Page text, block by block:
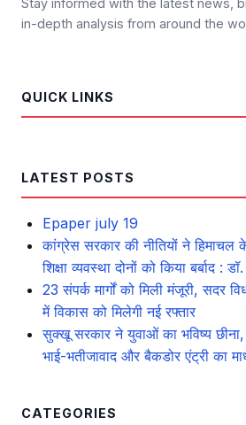
Stay informed with the latest news,
in-depth analysis from around the
QUICK LINKS
LATEST POSTS
Epaper july 19
कांग्रेस सरकार की नीतियों ने हिमाचल
शिक्षा व्यवस्था दोनों को किया बर्बाद :
23 संपर्क मार्गों को मिली मंजूरी, सदर
में विकास को मिलेगी नई रफ्तार
सुक्खू सरकार ने युवाओं का भविष्य छीना,
भाई-भतीजावाद और बैकडोर एंट्री का
CATEGORIES